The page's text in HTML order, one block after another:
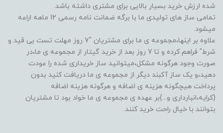
شده ارزش خرید بسیار بالایی برای مشتری داشته باشد.
تمامی ساز های تولیدی ما با برگه ضمانت نامه رسمی 12 ماهه اراعه
میشود.
علاوه بر اینها،مجموعه ی ما برای مشتریان "7 روز مهلت تست بی قید و
شرط" فراهم کرده و تا 7 روز بعد از خرید گیتار از مجموعه ی ما،در
صورت وجود هرگونه مشکل،میتوانید ساز خریداری شده را عودت
دهید،و یک ساز آکبند دیگر از مجموعه ی ما دریافت کنید بدون
پرداخت هیچگونه هزینه ی اضافه و هرگونه هزینه اضافه
(کرایه،انبارداری و...)بر عهده ی مجموعه ی ما خواد بود تا مشتریان
بتوانند با خیال راحت خرید کنند.